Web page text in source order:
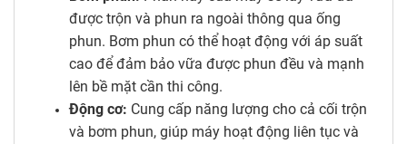
được trộn và phun ra ngoài thông qua ống
phun. Bơm phun có thể hoạt động với áp suất
cao để đảm bảo vữa được phun đều và mạnh
lên bề mặt cần thi công.
Động cơ: Cung cấp năng lượng cho cả cối trộn
và bơm phun, giúp máy hoạt động liên tục và